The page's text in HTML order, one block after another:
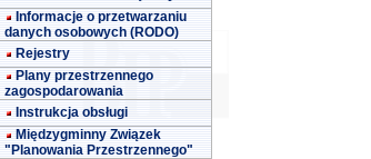
Informacje o przetwarzaniu
danych osobowych (RODO)
Rejestry
Plany przestrzennego
zagospodarowania
Instrukcja obsługi
Międzygminny Związek
"Planowania Przestrzennego"